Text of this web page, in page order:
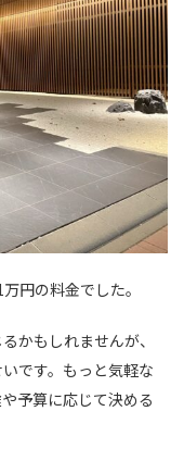
円の料金でした。
かもしれませんが、
です。もっと気軽な
予算に応じて決める